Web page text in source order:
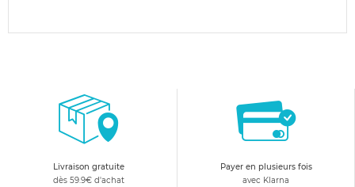
Livraison gratuite
dès 59.9€ d'achat
Payer en plusieurs fois
avec Klarna